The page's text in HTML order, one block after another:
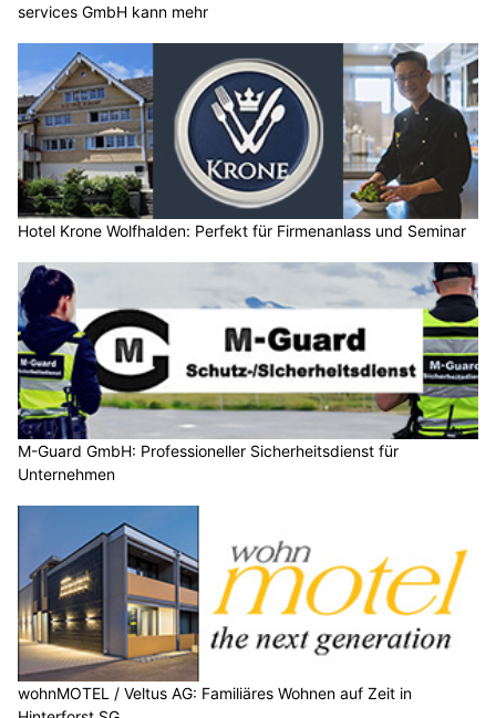
services GmbH kann mehr
Hotel Krone Wolfhalden: Perfekt für Firmenanlass und Seminar
M-Guard GmbH: Professioneller Sicherheitsdienst für
Unternehmen
wohnMOTEL / Veltus AG: Familiäres Wohnen auf Zeit in